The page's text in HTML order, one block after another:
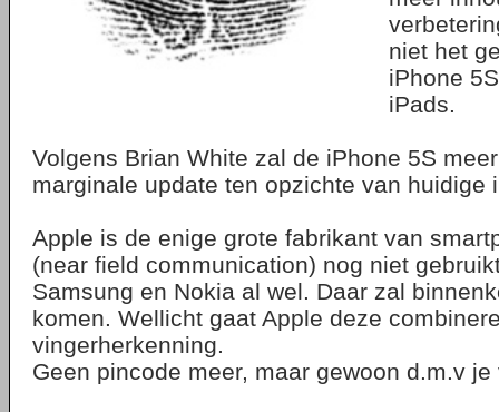
niet het
iPhone
iPads.
Volgens Brian White zal de iPhone 5S
marginale update ten opzichte van huidige
Apple is de enige grote fabrikant van
(near field communication) nog niet
Samsung en Nokia al wel. Daar zal
komen. Wellicht gaat Apple deze
vingerherkenning.
Geen pincode meer, maar gewoon d.m.v